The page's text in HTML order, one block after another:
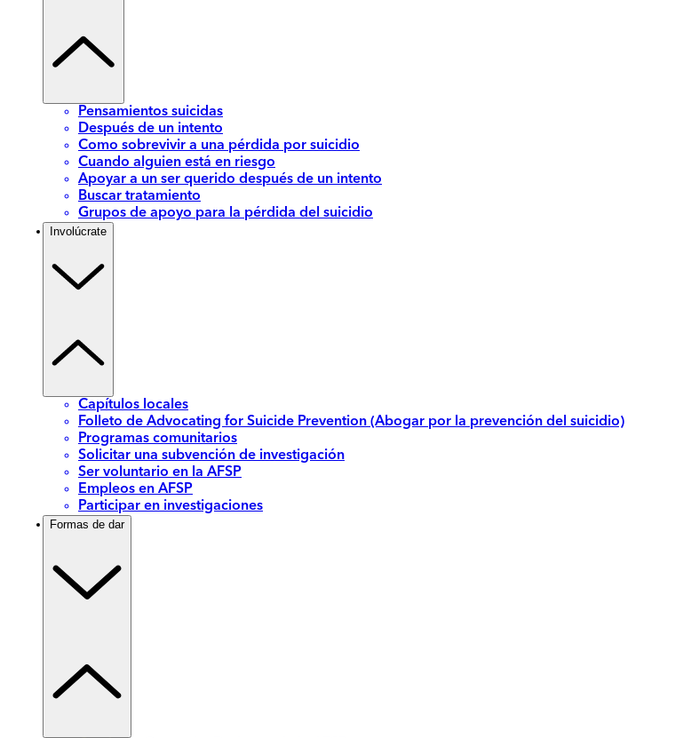
Pensamientos suicidas
Después de un intento
Como sobrevivir a una pérdida por suicidio
Cuando alguien está en riesgo
Apoyar a un ser querido después de un intento
Buscar tratamiento
Grupos de apoyo para la pérdida del suicidio
Involúcrate
Capítulos locales
Folleto de Advocating for Suicide Prevention (Abogar por la prevención del suicidio)
Programas comunitarios
Solicitar una subvención de investigación
Ser voluntario en la AFSP
Empleos en AFSP
Participar en investigaciones
Formas de dar